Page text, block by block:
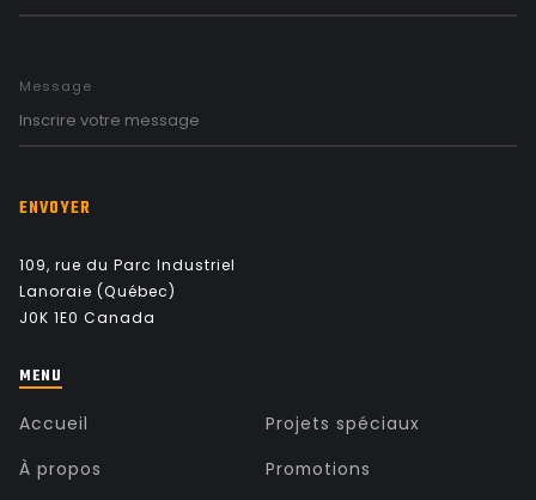
Message
ENVOYER
109, rue du Parc Industriel
Lanoraie (Québec)
J0K 1E0 Canada
MENU
Accueil
À propos
Projets spéciaux
Promotions